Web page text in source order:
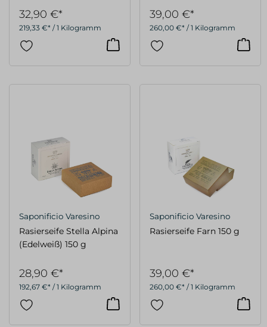
219,33 €* / 1 Kilogramm
32,90 €*
260,00 €* / 1 Kilogramm
39,00 €*
Saponificio Varesino
Rasierseife Stella Alpina
(Edelweiß) 150 g
192,67 €* / 1 Kilogramm
28,90 €*
Saponificio Varesino
Rasierseife Farn 150 g
260,00 €* / 1 Kilogramm
39,00 €*